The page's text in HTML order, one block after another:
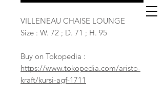
VILLENEAU CHAISE LOUNGE
Size : W. 72 ; D. 71 ; H. 95
Buy on Tokopedia :
https://www.tokopedia.com/aristo-
kraft/kursi-agf-1711